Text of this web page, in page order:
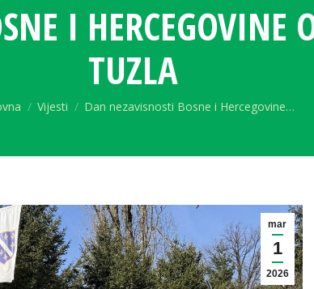
I HERCEGOVINE
TUZLA
here:Vijesti Dan nezavisnosti Bosne i Hercegovine…
mar
1
2026